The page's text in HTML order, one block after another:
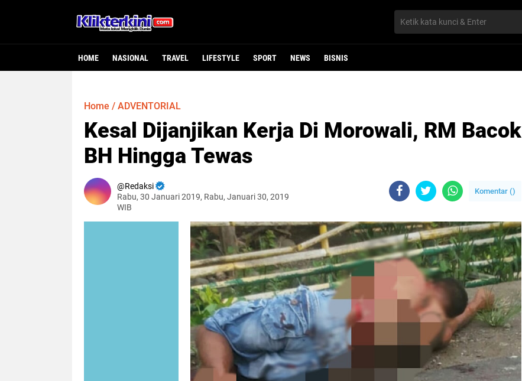
HOME NASIONAL TRAVEL LIFESTYLE SPORT NEWS BISNIS
Home / ADVENTORIAL
Kesal Dijanjikan Kerja Di Morowali, RM Bacok
BH Hingga Tewas
Redaksi
Rabu, 30 Januari 2019, Rabu, Januari 30, 2019
WIB
Komentar ()